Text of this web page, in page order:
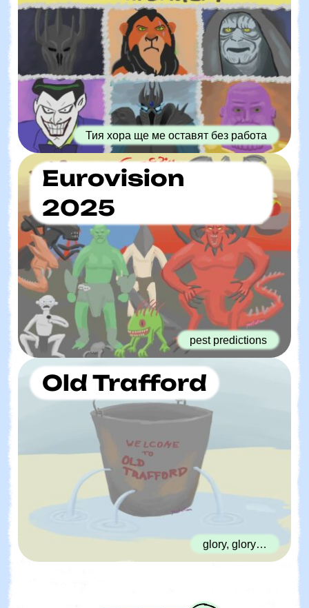
Тия хора ще ме оставят без работа
Eurovision
2025
pest predictions
Old Trafford
glory, glory…